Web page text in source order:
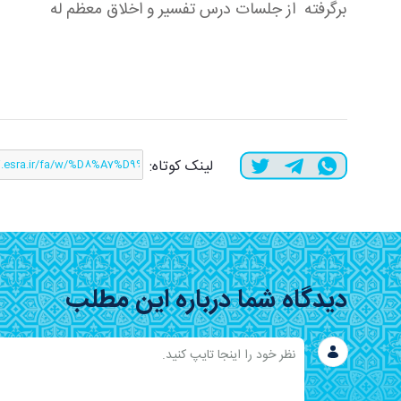
برگرفته از جلسات درس تفسیر و اخلاق معظم له
لینک کوتاه:
دیدگاه شما درباره این مطلب